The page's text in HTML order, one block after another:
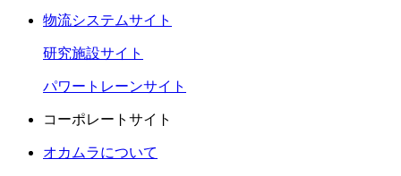
物流システムサイト
研究施設サイト
パワートレーンサイト
コーポレートサイト
オカムラについて